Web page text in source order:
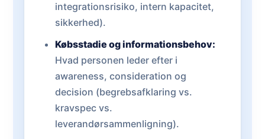
integrationsrisiko, intern kapacitet,
sikkerhed).
Købsstadie og informationsbehov:
Hvad personen leder efter i
awareness, consideration og
decision (begrebsafklaring vs.
kravspec vs.
leverandørsammenligning).